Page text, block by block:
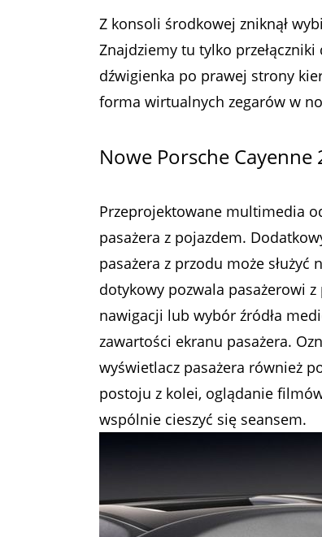
Z konsoli środkowej zniknął
Znajdziemy tu tylko
dźwigienka po prawej strony
forma wirtualnych zegarów w
Nowe Porsche
Przeprojektowane multimedia
pasażera z pojazdem.
pasażera z przodu może
dotykowy pozwala pasażerowi z
nawigacji lub wybór źródła
zawartości ekranu pasażera.
wyświetlacz pasażera również
postoju z kolei, oglądanie
wspólnie cieszyć się seansem.